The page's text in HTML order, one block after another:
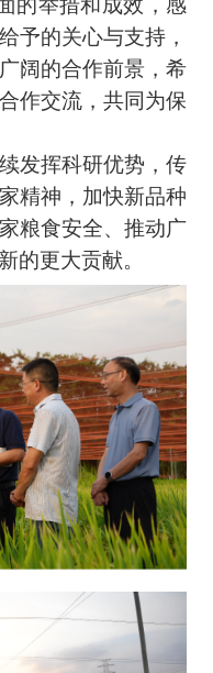
予的关心与支持，
阔的合作前景，希
作交流，共同为保
挥科研优势，传
精神，加快新品种
粮食安全、推动广
的更大贡献。